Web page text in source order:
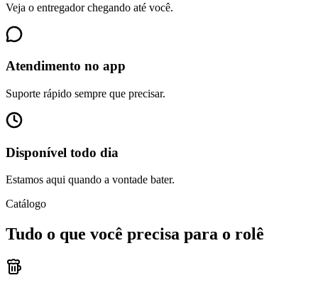
Veja o entregador chegando até você.
Atendimento no app
Suporte rápido sempre que precisar.
Disponível todo dia
Estamos aqui quando a vontade bater.
Catálogo
Tudo o que você precisa para o rolê